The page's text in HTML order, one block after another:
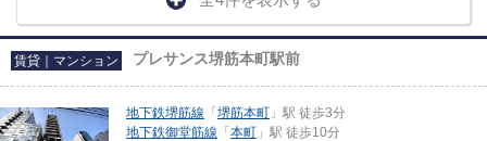
賃貸｜マンション プレサンス堺筋本町駅前
地下鉄堺筋線 「 堺筋本町 」駅 徒歩3分
地下鉄御堂筋線 「 本町 」駅 徒歩10分